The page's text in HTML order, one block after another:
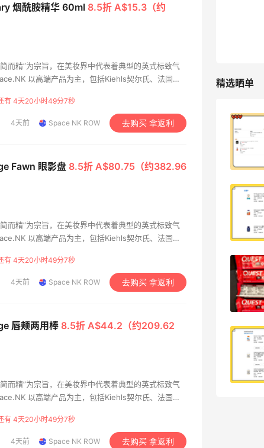
烟酰胺精华 60ml 8.5折 A$15.3（约
而精”为宗旨，在美妆界中代表着典型的英式标致气
以高端产品为主，包括Kiehls契尔氏、法国超
等等。许多专业人士都是他们的忠实粉丝。
有 4天20小时49分6秒
4天前 Space NK ROW 去购买 拿返利
Fawn 眼影盘 8.5折 A$80.75（约382.96
而精”为宗旨，在美妆界中代表着典型的英式标致气
以高端产品为主，包括Kiehls契尔氏、法国超
等等。许多专业人士都是他们的忠实粉丝。
有 4天20小时49分6秒
4天前 Space NK ROW 去购买 拿返利
唇颊两用棒 8.5折 A$44.2（约209.62
而精”为宗旨，在美妆界中代表着典型的英式标致气
以高端产品为主，包括Kiehls契尔氏、法国超
等等。许多专业人士都是他们的忠实粉丝。
有 4天20小时49分6秒
4天前 Space NK ROW 去购买 拿返利
精选晒单
天猫超市买到超极划算的高露洁牙膏～
08月09日
08月09日
刘文祥麻辣烫还不错～加了麻酱挺好吃